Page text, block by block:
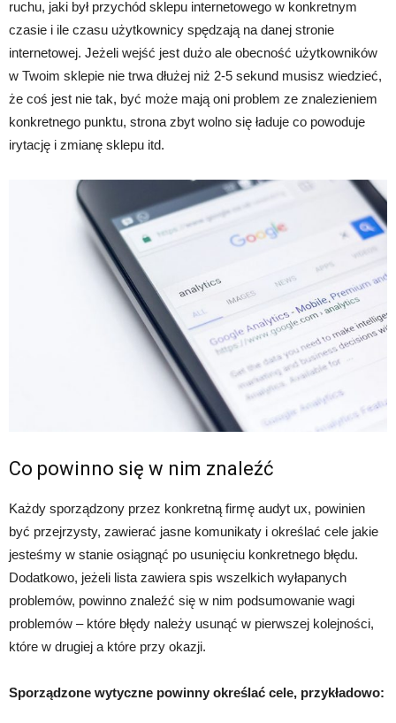
ruchu, jaki był przychód sklepu internetowego w konkretnym
czasie i ile czasu użytkownicy spędzają na danej stronie
internetowej. Jeżeli wejść jest dużo ale obecność użytkowników
w Twoim sklepie nie trwa dłużej niż 2-5 sekund musisz wiedzieć,
że coś jest nie tak, być może mają oni problem ze znalezieniem
konkretnego punktu, strona zbyt wolno się ładuje co powoduje
irytację i zmianę sklepu itd.
Co powinno się w nim znaleźć
Każdy sporządzony przez konkretną firmę audyt ux, powinien
być przejrzysty, zawierać jasne komunikaty i określać cele jakie
jesteśmy w stanie osiągnąć po usunięciu konkretnego błędu.
Dodatkowo, jeżeli lista zawiera spis wszelkich wyłapanych
problemów, powinno znaleźć się w nim podsumowanie wagi
problemów – które błędy należy usunąć w pierwszej kolejności,
które w drugiej a które przy okazji.
Sporządzone wytyczne powinny określać cele, przykładowo: